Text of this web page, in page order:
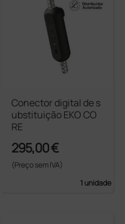
Conector digital de s
ubstituição EKO CO
RE
295,00 €
(Preço sem IVA)
1 unidade